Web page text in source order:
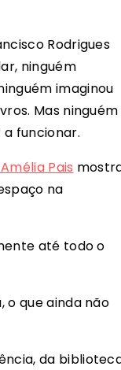
Rodrigues
ninguém
imaginou
Mas ninguém
funcionar.
Pais
na
até todo o
o que ainda não
da